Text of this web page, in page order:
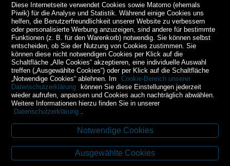
Kontakt
Budweiser Str. 3
Diese Internetseite verwendet Cookies sowie Matomo (ehemals
Piwik) für die Analyse und Statistik. Während einige Cookies uns
helfen, die Benutzerfreundlichkeit unserer Website zu verbessern
oder personalisierte Werbung anzuzeigen, sind andere für bestimmte
Funktionen (z. B. für den Warenkorb) notwendig. Sie können selbst
entscheiden, ob Sie der Nutzung von Cookies zustimmen. Sie
können diese nicht notwendigen Cookies per Klick auf die
Schaltfläche „Alle Cookies“ akzeptieren, eine individuelle Auswahl
treffen („Ausgewählte Cookies“) oder per Klick auf die Schaltfläche
„Notwendige Cookies“ ablehnen. Im
Cookie-Bereich unserer
Datenschutzerklärung können Sie diese Einstellungen jederzeit
wieder aufrufen, anpassen und Cookies auch nachträglich abwählen.
Weitere Informationen hierzu finden Sie in unserer
Datenschutzerklärung
Notwendige Cookies
Ausgewählte Cookies